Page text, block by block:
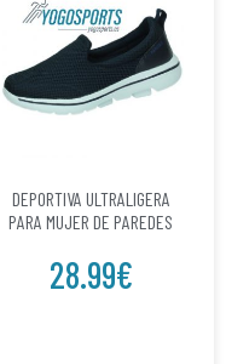
DEPORTIVA ULTRALIGERA
PARA MUJER DE PAREDES
28.99€